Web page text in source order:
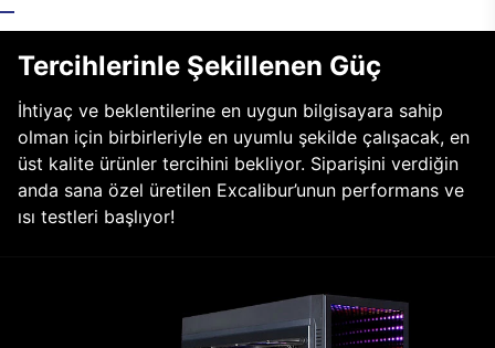
Tercihlerinle Şekillenen Güç
İhtiyaç ve beklentilerine en uygun bilgisayara sahip
olman için birbirleriyle en uyumlu şekilde çalışacak, en
üst kalite ürünler tercihini bekliyor. Siparişini verdiğin
anda sana özel üretilen Excalibur’unun performans ve
ısı testleri başlıyor!